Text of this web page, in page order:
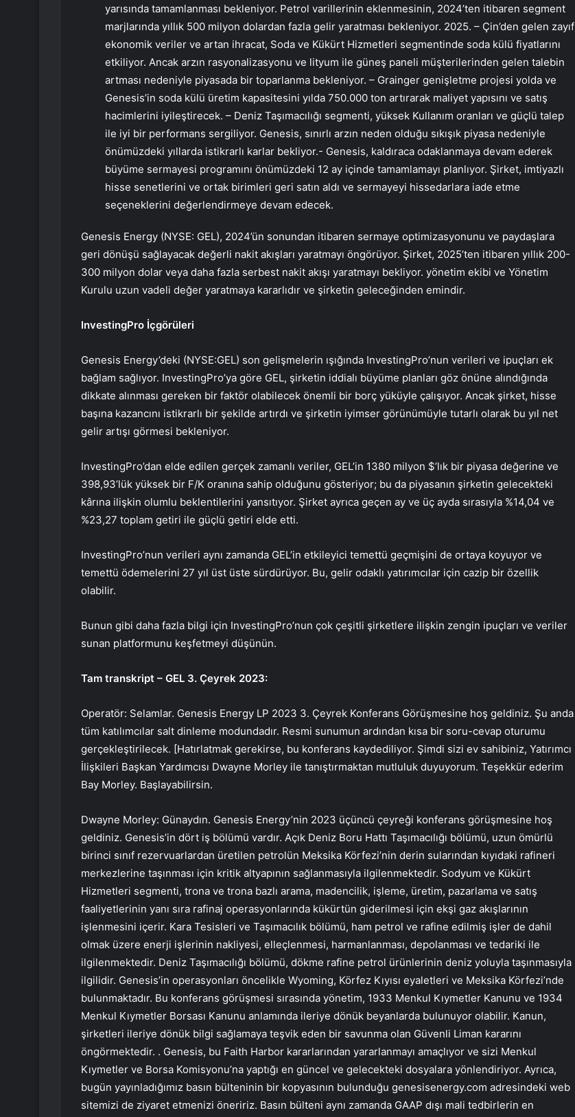
yarısında tamamlanması bekleniyor. Petrol varillerinin eklenmesinin, 2024’ten itibaren segment
marjlarında yıllık 500 milyon dolardan fazla gelir yaratması bekleniyor. 2025. – Çin’den gelen zayıf
ekonomik veriler ve artan ihracat, Soda ve Kükürt Hizmetleri segmentinde soda külü fiyatlarını
etkiliyor. Ancak arzın rasyonalizasyonu ve lityum ile güneş paneli müşterilerinden gelen talebin
artması nedeniyle piyasada bir toparlanma bekleniyor. – Grainger genişletme projesi yolda ve
Genesis’in soda külü üretim kapasitesini yılda 750.000 ton artırarak maliyet yapısını ve satış
hacimlerini iyileştirecek. – Deniz Taşımacılığı segmenti, yüksek Kullanım oranları ve güçlü talep
ile iyi bir performans sergiliyor. Genesis, sınırlı arzın neden olduğu sıkışık piyasa nedeniyle
önümüzdeki yıllarda istikrarlı karlar bekliyor.- Genesis, kaldıraca odaklanmaya devam ederek
büyüme sermayesi programını önümüzdeki 12 ay içinde tamamlamayı planlıyor. Şirket, imtiyazlı
hisse senetlerini ve ortak birimleri geri satın aldı ve sermayeyi hissedarlara iade etme
seçeneklerini değerlendirmeye devam edecek.
Genesis Energy (NYSE: GEL), 2024’ün sonundan itibaren sermaye optimizasyonunu ve paydaşlara
geri dönüşü sağlayacak değerli nakit akışları yaratmayı öngörüyor. Şirket, 2025’ten itibaren yıllık 200-
300 milyon dolar veya daha fazla serbest nakit akışı yaratmayı bekliyor. yönetim ekibi ve Yönetim
Kurulu uzun vadeli değer yaratmaya kararlıdır ve şirketin geleceğinden emindir.
InvestingPro İçgörüleri
Genesis Energy’deki (NYSE:GEL) son gelişmelerin ışığında InvestingPro’nun verileri ve ipuçları ek
bağlam sağlıyor. InvestingPro’ya göre GEL, şirketin iddialı büyüme planları göz önüne alındığında
dikkate alınması gereken bir faktör olabilecek önemli bir borç yüküyle çalışıyor. Ancak şirket, hisse
başına kazancını istikrarlı bir şekilde artırdı ve şirketin iyimser görünümüyle tutarlı olarak bu yıl net
gelir artışı görmesi bekleniyor.
InvestingPro’dan elde edilen gerçek zamanlı veriler, GEL’in 1380 milyon $’lık bir piyasa değerine ve
398,93’lük yüksek bir F/K oranına sahip olduğunu gösteriyor; bu da piyasanın şirketin gelecekteki
kârına ilişkin olumlu beklentilerini yansıtıyor. Şirket ayrıca geçen ay ve üç ayda sırasıyla %14,04 ve
%23,27 toplam getiri ile güçlü getiri elde etti.
InvestingPro’nun verileri aynı zamanda GEL’in etkileyici temettü geçmişini de ortaya koyuyor ve
temettü ödemelerini 27 yıl üst üste sürdürüyor. Bu, gelir odaklı yatırımcılar için cazip bir özellik
olabilir.
Bunun gibi daha fazla bilgi için InvestingPro’nun çok çeşitli şirketlere ilişkin zengin ipuçları ve veriler
sunan platformunu keşfetmeyi düşünün.
Tam transkript – GEL 3. Çeyrek 2023:
Operatör: Selamlar. Genesis Energy LP 2023 3. Çeyrek Konferans Görüşmesine hoş geldiniz. Şu anda
tüm katılımcılar salt dinleme modundadır. Resmi sunumun ardından kısa bir soru-cevap oturumu
gerçekleştirilecek. [Hatırlatmak gerekirse, bu konferans kaydediliyor. Şimdi sizi ev sahibiniz, Yatırımcı
İlişkileri Başkan Yardımcısı Dwayne Morley ile tanıştırmaktan mutluluk duyuyorum. Teşekkür ederim
Bay Morley. Başlayabilirsin.
Dwayne Morley: Günaydın. Genesis Energy’nin 2023 üçüncü çeyreği konferans görüşmesine hoş
geldiniz. Genesis’in dört iş bölümü vardır. Açık Deniz Boru Hattı Taşımacılığı bölümü, uzun ömürlü
birinci sınıf rezervuarlardan üretilen petrolün Meksika Körfezi’nin derin sularından kıyıdaki rafineri
merkezlerine taşınması için kritik altyapının sağlanmasıyla ilgilenmektedir. Sodyum ve Kükürt
Hizmetleri segmenti, trona ve trona bazlı arama, madencilik, işleme, üretim, pazarlama ve satış
faaliyetlerinin yanı sıra rafinaj operasyonlarında kükürtün giderilmesi için ekşi gaz akışlarının
işlenmesini içerir. Kara Tesisleri ve Taşımacılık bölümü, ham petrol ve rafine edilmiş işler de dahil
olmak üzere enerji işlerinin nakliyesi, elleçlenmesi, harmanlanması, depolanması ve tedariki ile
ilgilenmektedir. Deniz Taşımacılığı bölümü, dökme rafine petrol ürünlerinin deniz yoluyla taşınmasıyla
ilgilidir. Genesis’in operasyonları öncelikle Wyoming, Körfez Kıyısı eyaletleri ve Meksika Körfezi’nde
bulunmaktadır. Bu konferans görüşmesi sırasında yönetim, 1933 Menkul Kıymetler Kanunu ve 1934
Menkul Kıymetler Borsası Kanunu anlamında ileriye dönük beyanlarda bulunuyor olabilir. Kanun,
şirketleri ileriye dönük bilgi sağlamaya teşvik eden bir savunma olan Güvenli Liman kararını
öngörmektedir. . Genesis, bu Faith Harbor kararlarından yararlanmayı amaçlıyor ve sizi Menkul
Kıymetler ve Borsa Komisyonu’na yaptığı en güncel ve gelecekteki dosyalara yönlendiriyor. Ayrıca,
bugün yayınladığımız basın bülteninin bir kopyasının bulunduğu genesisenergy.com adresindeki web
sitemizi de ziyaret etmenizi öneririz. Basın bülteni aynı zamanda GAAP dışı mali tedbirlerin en